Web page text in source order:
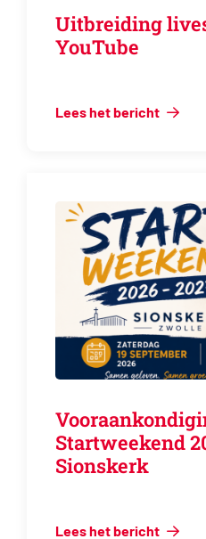
Uitbreiding
YouTube
Lees het bericht
Startweekend
Sionskerk
Lees het bericht